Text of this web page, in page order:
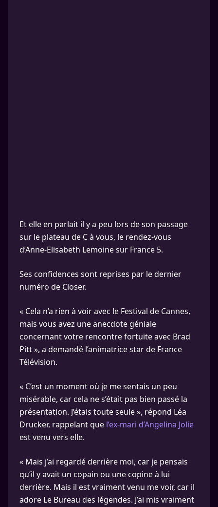
Et elle en parlait il y a peu lors de son passage
sur le plateau de C à vous, le rendez-vous
d’Anne-Elisabeth Lemoine sur France 5.
Ses confidences sont reprises par le dernier
numéro de Closer.
« Cela n’a rien à voir avec le Festival de Cannes,
mais vous avez une anecdote géniale
concernant votre rencontre fortuite avec Brad
Pitt », a demandé l’animatrice star de France
Télévision.
« C’est un moment où je me sentais un peu
misérable, car cela ne s’était pas bien passé la
présentation. J’étais toute seule », répond Léa
Drucker, rappelant que l’ex-mari d’Angelina Jolie
est venu vers elle.
« Mais j’ai regardé derrière moi, car je pensais
qu’il y avait un copain ou une copine à lui
derrière. Mais il est vraiment venu me voir, car il
adore Le Bureau des légendes. J’ai mis vraiment